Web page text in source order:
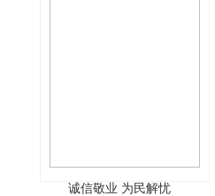
诚信敬业 为民解忧